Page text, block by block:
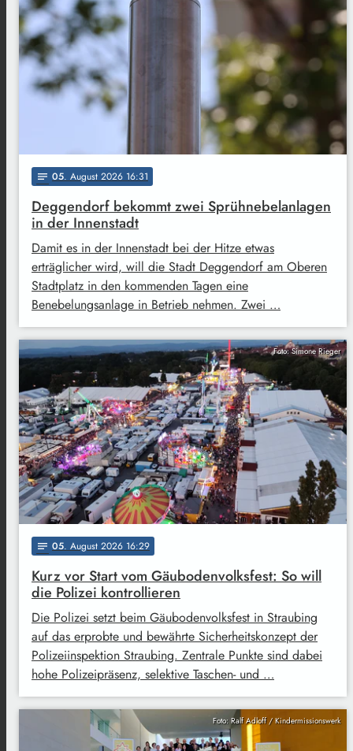
notes 05. August 2026 16:31
Deggendorf bekommt zwei Sprühnebelanlagen
in der Innenstadt
Damit es in der Innenstadt bei der Hitze etwas
erträglicher wird, will die Stadt Deggendorf am Oberen
Stadtplatz in den kommenden Tagen eine
Benebelungsanlage in Betrieb nehmen. Zwei …
Foto: Simone Rieger
notes 05. August 2026 16:29
Kurz vor Start vom Gäubodenvolksfest: So will
die Polizei kontrollieren
Die Polizei setzt beim Gäubodenvolksfest in Straubing
auf das erprobte und bewährte Sicherheitskonzept der
Polizeiinspektion Straubing. Zentrale Punkte sind dabei
hohe Polizeipräsenz, selektive Taschen- und …
Foto: Ralf Adloff / Kindermissionswerk